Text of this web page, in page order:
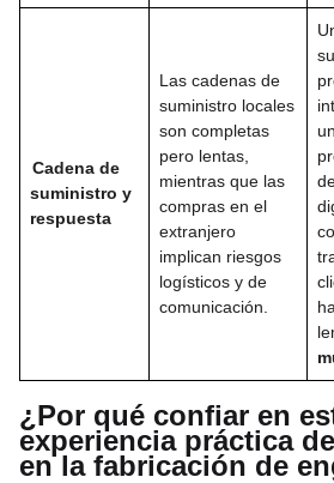
Cadena de
suministro y
respuesta
Las cadenas de
suministro locales
son completas
pero lentas,
mientras que las
compras en el
extranjero
implican riesgos
logísticos y de
comunicación.
¿Por qué confiar en
experiencia práctica
en la fabricación de